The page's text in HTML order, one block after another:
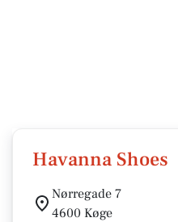
Havanna Shoes
Nørregade 7
4600 Køge